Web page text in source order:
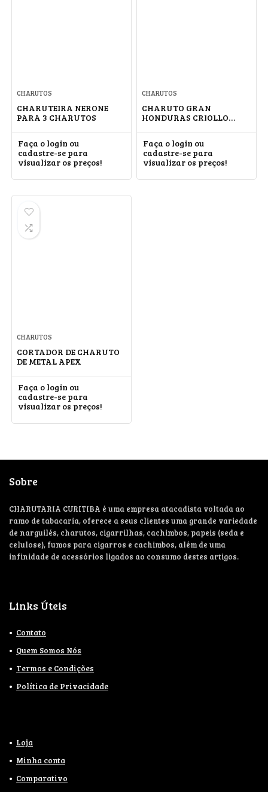
CHARUTOS
CHARUTEIRA NERONE
PARA 3 CHARUTOS
Faça o login ou
cadastre-se para
visualizar os preços!
CHARUTOS
CHARUTO GRAN
HONDURAS CRIOLLO
Faça o login ou
cadastre-se para
visualizar os preços!
CHARUTOS
CORTADOR DE CHARUTO
DE METAL APEX
Faça o login ou
cadastre-se para
visualizar os preços!
Sobre
CHARUTARIA CURITIBA é uma empresa atacadista voltada ao
ramo de tabacaria, oferece a seus clientes uma grande variedade
de narguilés, charutos, cigarrilhas, cachimbos, papeis (seda e
celulose), fumos para cigarros e cachimbos, além de uma
infinidade de acessórios ligados ao consumo destes artigos.
Links Úteis
Contato
Quem Somos Nós
Termos e Condições
Política de Privacidade
Loja
Minha conta
Comparativo